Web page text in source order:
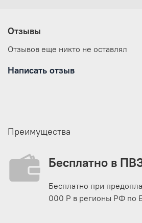
Отзывы
Отзывов еще никто не оставлял
Написать отзыв
Преимущества
Бесплатно в
Бесплатно при
000 Р в регионы РФ по